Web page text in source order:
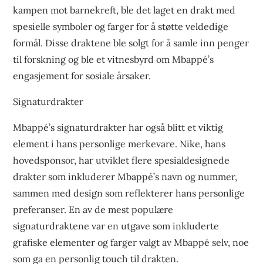
kampen mot barnekreft, ble det laget en drakt med
spesielle symboler og farger for å støtte veldedige
formål. Disse draktene ble solgt for å samle inn penger
til forskning og ble et vitnesbyrd om Mbappé’s
engasjement for sosiale årsaker.
Signaturdrakter
Mbappé’s signaturdrakter har også blitt et viktig
element i hans personlige merkevare. Nike, hans
hovedsponsor, har utviklet flere spesialdesignede
drakter som inkluderer Mbappé’s navn og nummer,
sammen med design som reflekterer hans personlige
preferanser. En av de mest populære
signaturdraktene var en utgave som inkluderte
grafiske elementer og farger valgt av Mbappé selv, noe
som ga en personlig touch til drakten.